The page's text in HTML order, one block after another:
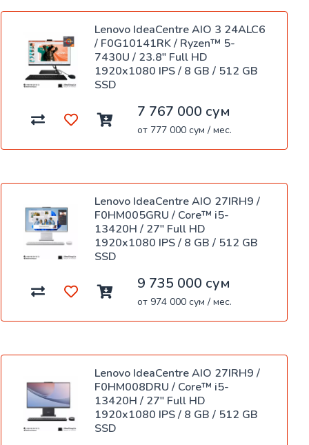
Lenovo IdeaCentre AIO 3 24ALC6
/ F0G10141RK / Ryzen™ 5-
7430U / 23.8" Full HD
1920x1080 IPS / 8 GB / 512 GB
SSD
7 767 000 сум
от 777 000 сум / мес.
Lenovo IdeaCentre AIO 27IRH9 /
F0HM005GRU / Core™ i5-
13420H / 27" Full HD
1920x1080 IPS / 8 GB / 512 GB
SSD
9 735 000 сум
от 974 000 сум / мес.
Lenovo IdeaCentre AIO 27IRH9 /
F0HM008DRU / Core™ i5-
13420H / 27" Full HD
1920x1080 IPS / 8 GB / 512 GB
SSD